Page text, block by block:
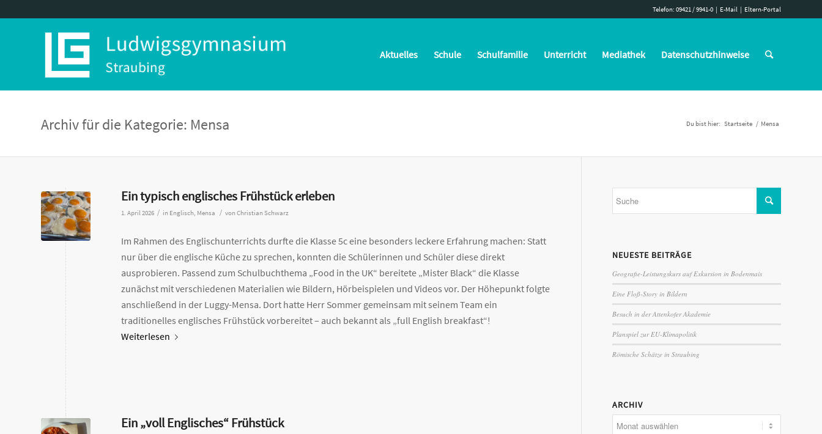
Telefon: 09421 / 9941-0 | E-Mail | Eltern-Portal
Aktuelles Schule Schulfamilie Unterricht Mediathek Datenschutzhinweise
Archiv für die Kategorie: Mensa Du bist hier: Startseite / Mensa
Ein typisch englisches Frühstück erleben
1. April 2026 / in Englisch, Mensa / von Christian Schwarz
Im Rahmen des Englischunterrichts durfte die Klasse 5c eine besonders leckere Erfahrung machen: Statt
nur über die englische Küche zu sprechen, konnten die Schülerinnen und Schüler diese direkt
ausprobieren. Passend zum Schulbuchthema „Food in the UK“ bereitete „Mister Black“ die Klasse
zunächst mit verschiedenen Materialien wie Bildern, Hörbeispielen und Videos vor. Der Höhepunkt folgte
anschließend in der Luggy-Mensa. Dort hatte Herr Sommer gemeinsam mit seinem Team ein
traditionelles englisches Frühstück vorbereitet – auch bekannt als „full English breakfast“!
Weiterlesen
Ein „voll Englisches“ Frühstück
NEUESTE BEITRÄGE
Geografie-Leistungskurs auf Exkursion in Bodenmais
Eine Floß-Story in Bildern
Besuch in der Attenkofer Akademie
Planspiel zur EU-Klimapolitik
Römische Schätze in Straubing
ARCHIV